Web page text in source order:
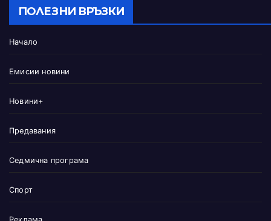
ПОЛЕЗНИ ВРЪЗКИ
Начало
Емисии новини
Новини+
Предавания
Седмична програма
Спорт